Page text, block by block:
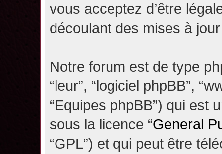
vous acceptez d’être
découlant des mises à
Notre forum est de type
“leur”, “logiciel phpBB”,
“Equipes phpBB”) qui est
sous la licence “General
“GPL”) et qui peut être